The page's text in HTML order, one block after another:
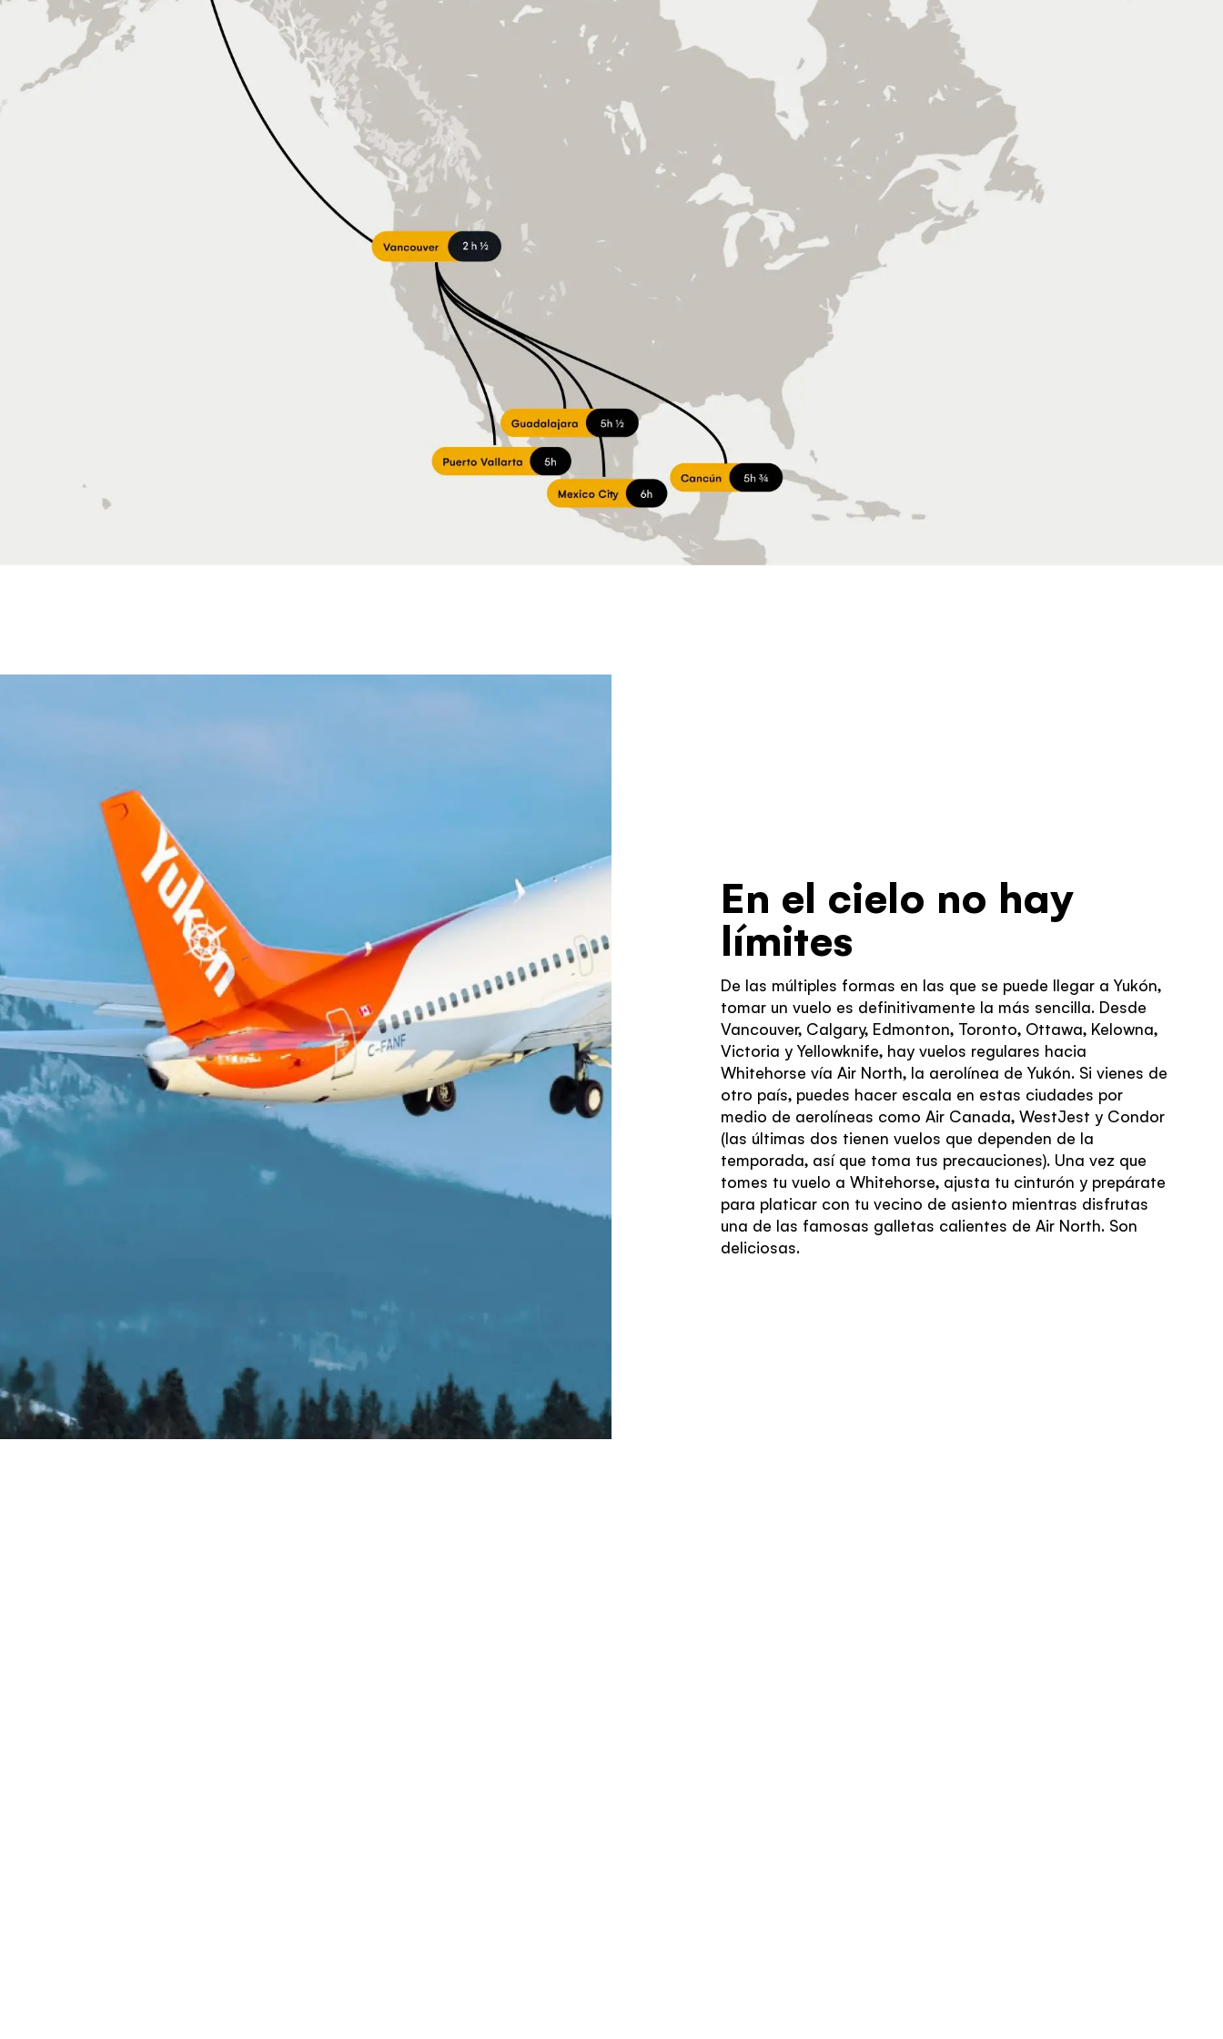
En el cielo no hay
límites
De las múltiples formas en las que se puede llegar a Yukón,
tomar un vuelo es definitivamente la más sencilla. Desde
Vancouver, Calgary, Edmonton, Toronto, Ottawa, Kelowna,
Victoria y Yellowknife, hay vuelos regulares hacia
Whitehorse vía Air North, la aerolínea de Yukón. Si vienes de
otro país, puedes hacer escala en estas ciudades por
medio de aerolíneas como Air Canada, WestJest y Condor
(las últimas dos tienen vuelos que dependen de la
temporada, así que toma tus precauciones). Una vez que
tomes tu vuelo a Whitehorse, ajusta tu cinturón y prepárate
para platicar con tu vecino de asiento mientras disfrutas
una de las famosas galletas calientes de Air North. Son
deliciosas.